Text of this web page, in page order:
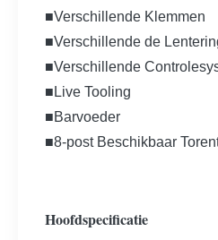
■Verschillende Klemmen
■Verschillende de
■Verschillende
■Live Tooling
■Barvoeder
■8-post Beschikbaar
Hoofdspecificatie